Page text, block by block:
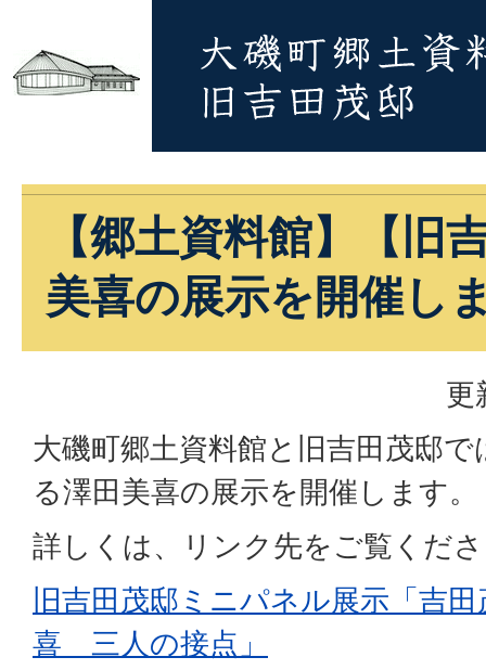
【郷土資料館】【旧
美喜の展示を開催し
更
大磯町郷土資料館と旧吉田茂邸
る澤田美喜の展示を開催します。
詳しくは、リンク先をご覧くだ
旧吉田茂邸ミニパネル展示「吉
喜 三人の接点」